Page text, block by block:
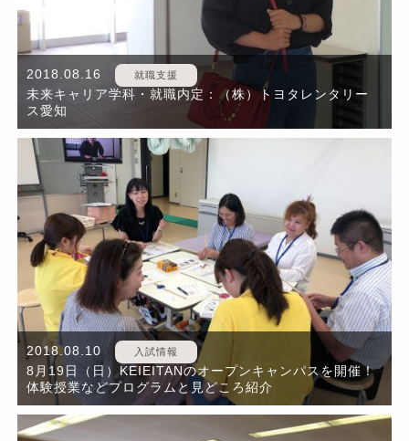
2018.08.16 就職支援
未来キャリア学科・就職内定：（株）トヨタレンタリー
ス愛知
2018.08.10 入試情報
8月19日（日）KEIEITANのオープンキャンパスを開催！
体験授業などプログラムと見どころ紹介